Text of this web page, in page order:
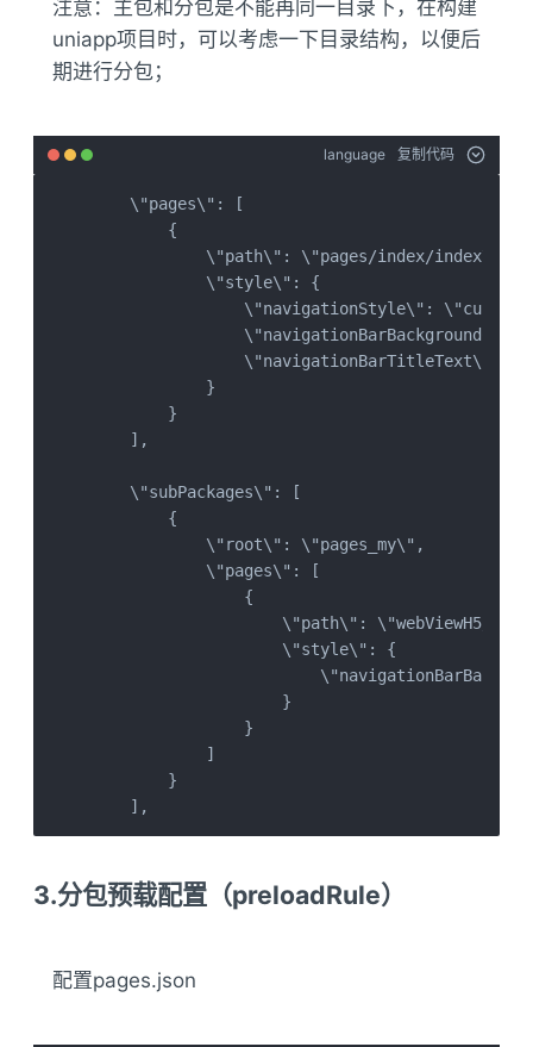
注意：主包和分包是不能再同一目录下，在构建
uniapp项目时，可以考虑一下目录结构，以便后
期进行分包；
language 复制代码
    \"pages\": [
        {
            \"path\": \"pages/index/index\",
            \"style\": {
\"navigationStyle\":
\"navigationBarTitleText\": \"
            }
        }
    ],
    \"subPackages\": [
        {
            \"root\": \"pages_my\",
            \"pages\": [
                {
\"path\": \"webViewH5/
                    \"style\": {
                    }
                }
            ]
        }
    ],
3.分包预载配置（preloadRule）
配置pages.json